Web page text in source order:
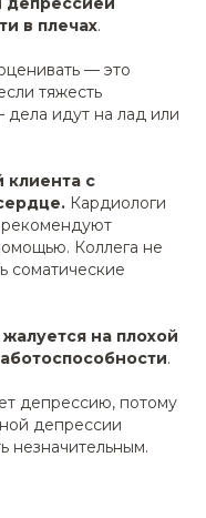
в плечах.
— это
тяжесть
идут на лад или
клиента с
Кардиологи
рекомендуют
Коллега не
соматические
жалуется на плохой
.
депрессию, потому
депрессии
незначительным.